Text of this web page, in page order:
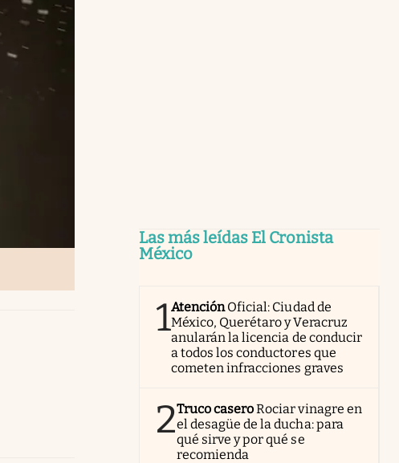
Las más leídas El Cronista
México
1AtenciónOficial: Ciudad de
México, Querétaro y Veracruz
anularán la licencia de conducir
a todos los conductores que
cometen infracciones graves
2Truco caseroRociar vinagre en
el desagüe de la ducha: para
qué sirve y por qué se
recomienda